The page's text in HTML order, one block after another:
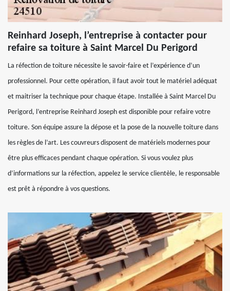
Reinhard Joseph, l’entreprise à contacter pour
refaire sa toiture à Saint Marcel Du Perigord
La réfection de toiture nécessite le savoir-faire et l’expérience d’un
professionnel. Pour cette opération, il faut avoir tout le matériel adéquat
et maitriser la technique pour chaque étape. Installée à Saint Marcel Du
Perigord, l’entreprise Reinhard Joseph est disponible pour refaire votre
toiture. Son équipe assure la dépose et la pose de la nouvelle toiture dans
les règles de l’art. Les couvreurs disposent de matériels modernes pour
être plus efficaces pendant chaque opération. Si vous voulez plus
d’informations sur la réfection, appelez le service clientèle, le responsable
est prêt à répondre à vos questions.